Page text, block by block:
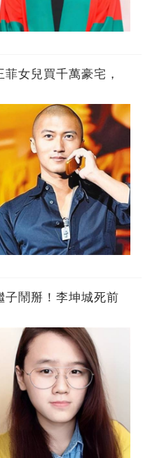
女兒買千萬豪宅，
子鬧掰！李坤城死前